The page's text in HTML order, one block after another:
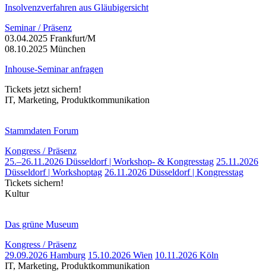
Insolvenzverfahren aus Gläubigersicht
Seminar / Präsenz
03.04.2025 Frankfurt/M
08.10.2025 München
Inhouse-Seminar anfragen
Tickets jetzt sichern!
IT, Marketing, Produktkommunikation
Stammdaten Forum
Kongress / Präsenz
25.–26.11.2026 Düsseldorf | Workshop- & Kongresstag 25.11.2026
Düsseldorf | Workshoptag 26.11.2026 Düsseldorf | Kongresstag
Tickets sichern!
Kultur
Das grüne Museum
Kongress / Präsenz
29.09.2026 Hamburg 15.10.2026 Wien 10.11.2026 Köln
IT, Marketing, Produktkommunikation